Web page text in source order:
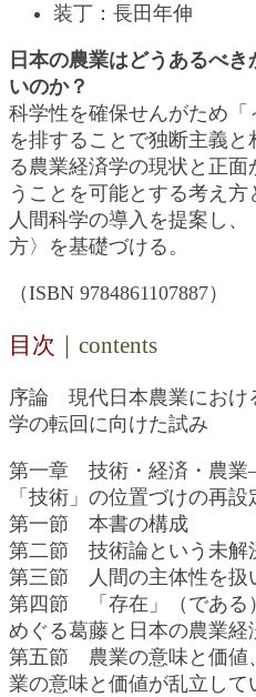
装丁：長田年伸
日本の農業はどうあるべ
いのか？
科学性を確保せんがため
を排することで独断主義
る農業経済学の現状と正
うことを可能とする考え
人間科学の導入を提案し、
方〉を基礎づける。
（ISBN 9784861107887）
目次 ｜contents
序論 現代日本農業におけ
学の転回に向けた試み
第一章 技術・経済・農業
「技術」の位置づけの再設
第一節 本書の構成
第二節 技術論という未解
第三節 人間の主体性を扱
第四節 「存在」（である
めぐる葛藤と日本の農業経
第五節 農業の意味と価値
業の意味と価値が乱立して